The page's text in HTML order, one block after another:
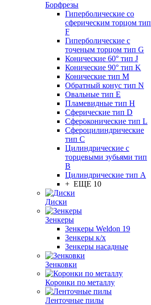
Борфрезы
Гиперболические cо
сферическим торцом тип
F
Гиперболические с
точеным торцом тип G
Конические 60° тип J
Конические 90° тип K
Конические тип M
Обратный конус тип N
Овальные тип E
Пламевидные тип H
Сферические тип D
Сфероконические тип L
Сфероцилиндрические
тип C
Цилиндрические с
торцевыми зубьями тип
B
Цилиндрические тип А
+ ЕЩЕ 10
Диски
Зенкеры
Зенкеры Weldon 19
Зенкеры к/х
Зенкеры насадные
Зенковки
Коронки по металлу
Ленточные пилы